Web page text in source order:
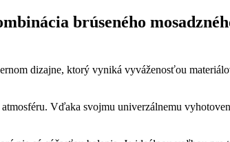
brúseného
dizajne, ktorý vyniká vyváženosťou
Vďaka svojmu univerzálnemu